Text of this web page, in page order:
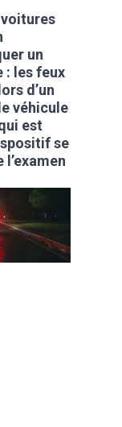
un
: les feux
d’un
véhicule
est
se